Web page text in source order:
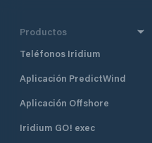
Productos
Teléfonos Iridium
Aplicación PredictWind
Aplicación Offshore
Iridium GO! exec